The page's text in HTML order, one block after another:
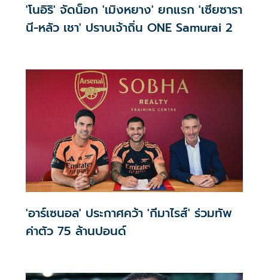
'โนอิริ' จัดน็อก 'เมิงหยาง' ยกแรก 'เซียซารา
นี-หลัว เชา' ปราบเจ้าถิ่น ONE Samurai 2
'อาร์เซนอล' ประกาศคว้า 'กีมาไรส์' ร่วมทัพ
ค่าตัว 75 ล้านปอนด์